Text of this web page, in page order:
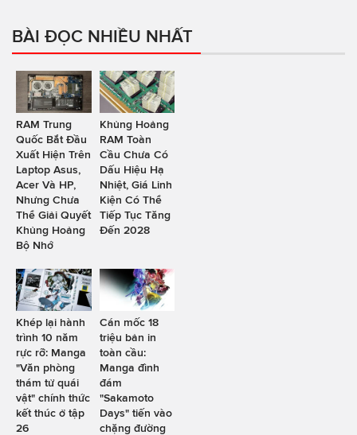
BÀI ĐỌC NHIỀU NHẤT
RAM Trung
Quốc Bắt Đầu
Xuất Hiện Trên
Laptop Asus,
Acer Và HP,
Nhưng Chưa
Thể Giải Quyết
Khủng Hoảng
Bộ Nhớ
Khủng Hoảng
RAM Toàn
Cầu Chưa Có
Dấu Hiệu Hạ
Nhiệt, Giá Linh
Kiện Có Thể
Tiếp Tục Tăng
Đến 2028
Khép lại hành
trình 10 năm
rực rỡ: Manga
"Văn phòng
thám tử quái
vật" chính thức
kết thúc ở tập
26
Cán mốc 18
triệu bản in
toàn cầu:
Manga đình
đám
"Sakamoto
Days" tiến vào
chặng đường